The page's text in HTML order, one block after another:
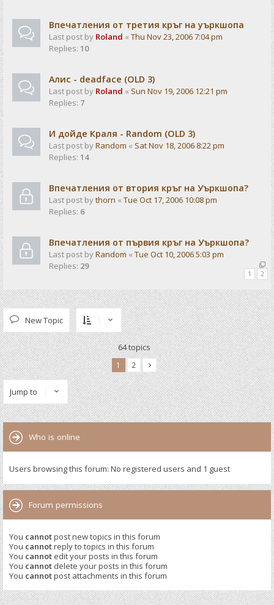
Впечатления от третия кръг на уъркшопа
Last post by Roland « Thu Nov 23, 2006 7:04 pm
Replies: 10
Алис - deadface (OLD 3)
Last post by Roland « Sun Nov 19, 2006 12:21 pm
Replies: 7
И дойде Краля - Random (OLD 3)
Last post byRandom « Sat Nov 18, 2006 8:22 pm
Replies: 14
Впечатления от втория кръг на Уъркшопа?
Last post bythorn « Tue Oct 17, 2006 10:08 pm
Replies: 6
Впечатления от първия кръг на Уъркшопа?
Last post byRandom « Tue Oct 10, 2006 5:03 pm
Replies: 29
1 2
New Topic
64 topics
1 2
Jump to
Who is online
Users browsing this forum: No registered users and 1 guest
Forum permissions
You cannotpost new topics in this forum
You cannotreply to topics in this forum
You cannot edit your posts in this forum
You cannot delete your posts in this forum
You cannotpost attachments in this forum